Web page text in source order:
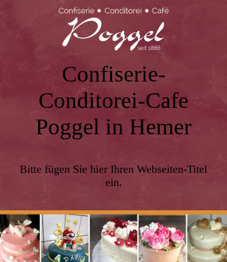
Confiserie-
Conditorei-Cafe
Poggel in Hemer
Bitte fügen Sie hier Ihren Webseiten-Titel
ein.